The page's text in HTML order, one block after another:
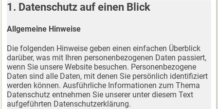
1. Datenschutz auf einen Blick
Allgemeine Hinweise
Die folgenden Hinweise geben einen einfachen Überblick
darüber, was mit Ihren personenbezogenen Daten passiert,
wenn Sie unsere Website besuchen. Personenbezogene
Daten sind alle Daten, mit denen Sie persönlich identifiziert
werden können. Ausführliche Informationen zum Thema
Datenschutz entnehmen Sie unserer unter diesem Text
aufgeführten Datenschutzerklärung.